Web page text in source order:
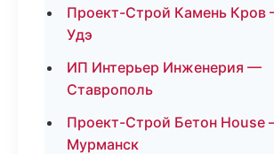
Проект-Строй Камень Кров
Удэ
ИП Интерьер Инженерия —
Ставрополь
Проект-Строй Бетон House
Мурманск